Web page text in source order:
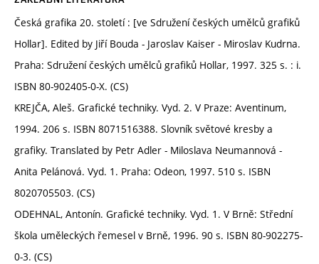
Česká grafika 20. století : [ve Sdružení českých umělců grafiků
Hollar]. Edited by Jiří Bouda - Jaroslav Kaiser - Miroslav Kudrna.
Praha: Sdružení českých umělců grafiků Hollar, 1997. 325 s. : i.
ISBN 80-902405-0-X. (CS)
KREJČA, Aleš. Grafické techniky. Vyd. 2. V Praze: Aventinum,
1994. 206 s. ISBN 8071516388. Slovník světové kresby a
grafiky. Translated by Petr Adler - Miloslava Neumannová -
Anita Pelánová. Vyd. 1. Praha: Odeon, 1997. 510 s. ISBN
8020705503. (CS)
ODEHNAL, Antonín. Grafické techniky. Vyd. 1. V Brně: Střední
škola uměleckých řemesel v Brně, 1996. 90 s. ISBN 80-902275-
0-3. (CS)